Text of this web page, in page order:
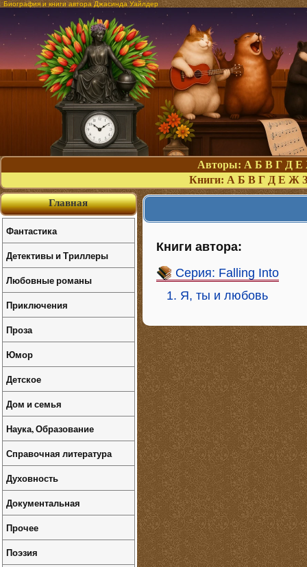
Биография и книги автора Джасинда Уайлдер
Авторы: А Б В Г Д Е
Книги: А Б В Г Д Е Ж З
Книги автора:
Серия: Falling Into
1. Я, ты и любовь
Главная
Фантастика
Детективы и Триллеры
Любовные романы
Приключения
Проза
Юмор
Детское
Дом и семья
Наука, Образование
Справочная литература
Духовность
Документальная
Прочее
Поэзия